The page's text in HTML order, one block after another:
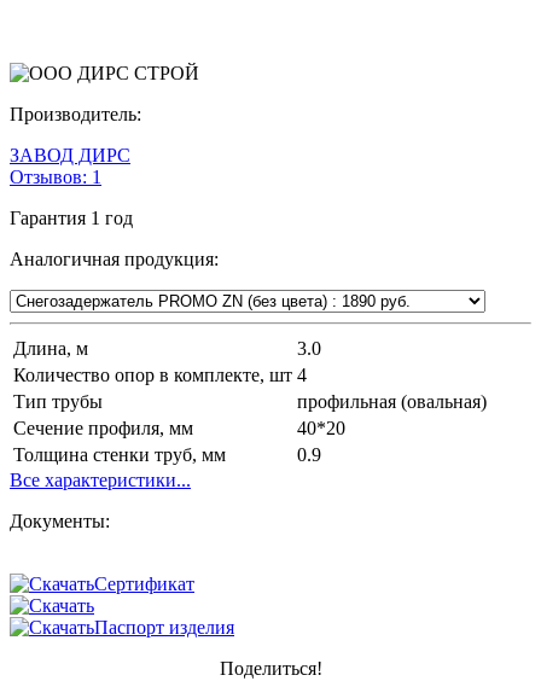
Производитель:
ЗАВОД ДИРС
Отзывов: 1
Гарантия 1 год
Аналогичная продукция:
Длина, м
3.0
Количество опор в комплекте, шт 4
Тип трубы
профильная (овальная)
Сечение профиля, мм
40*20
Толщина стенки труб, мм
0.9
Все характеристики...
Документы:
Сертификат
Паспорт изделия
Поделиться!